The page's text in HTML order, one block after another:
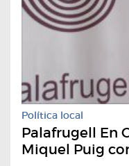
Política local
Palafrugell En
Miquel Puig